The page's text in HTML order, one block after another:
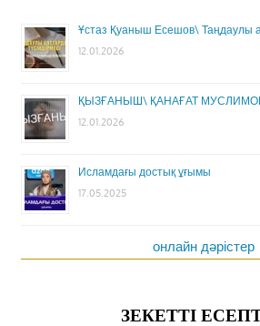
Ұстаз Қуаныш Есешов\ Таңдаулы
12.01.2026
ҚЫЗҒАНЫШ\ ҚАНАҒАТ
12.01.2026
Исламдағы достық ұғымы
17.05.2025
онлайн дәрістер